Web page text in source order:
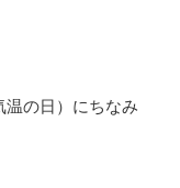
の日）にちなみ⁡